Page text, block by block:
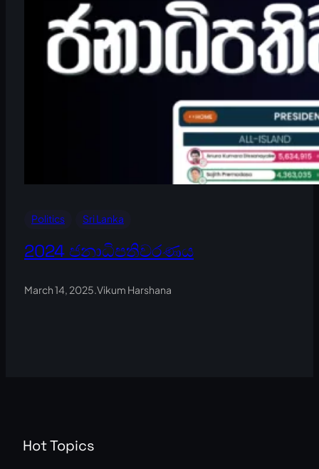
Politics Sri Lanka
2024 ජනාධිපතිවරණය
March 14, 2025.Vikum Harshana
Hot Topics